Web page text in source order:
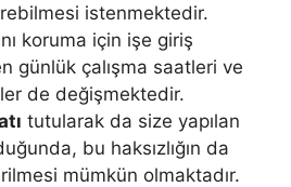
istenmektedir.
koruma için işe giriş
günlük çalışma saatleri ve
de değişmektedir.
tutularak da size yapılan
bu haksızlığın da
mümkün olmaktadır.